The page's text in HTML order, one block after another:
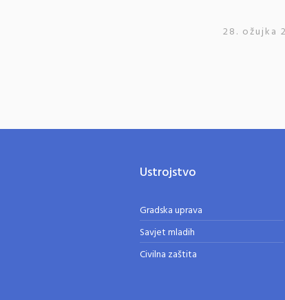
28. ožujka
Ustrojstvo
Gradska uprava
Savjet mladih
Civilna zaštita